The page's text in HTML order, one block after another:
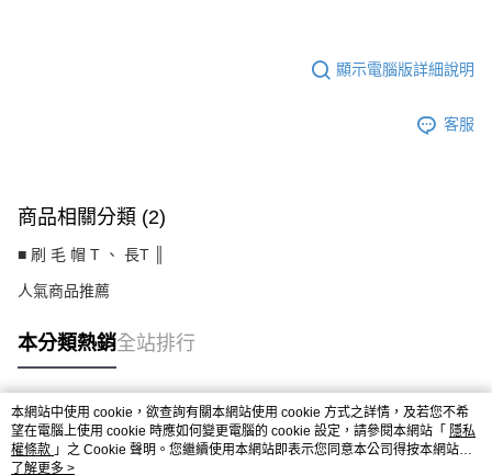
顯示電腦版詳細說明
客服
商品相關分類 (2)
■ 刷 毛 帽 T 、 長T ║
人氣商品推薦
本分類熱銷全站排行
熱門標籤
本網站中使用 cookie，欲查詢有關本網站使用 cookie 方式之詳情，及若您不希
望在電腦上使用 cookie 時應如何變更電腦的 cookie 設定，請參閱本網站「 隱私
權條款 」之 Cookie 聲明。您繼續使用本網站即表示您同意本公司得按本網站使
用條款之 Cookie 聲明使用 cookie。
了解更多 >